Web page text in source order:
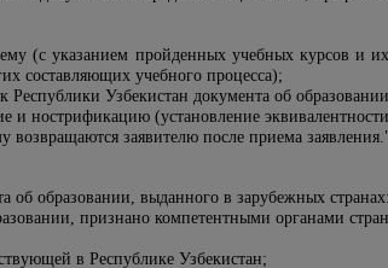
(с указанием пройденных учебных курсов и
составляющих учебного процесса);
Республики Узбекистан документа об
нострификацию (установление
заявителю после приема
об образовании, выданного в зарубежных странах:
признано компетентными органами
в Республике Узбекистан;